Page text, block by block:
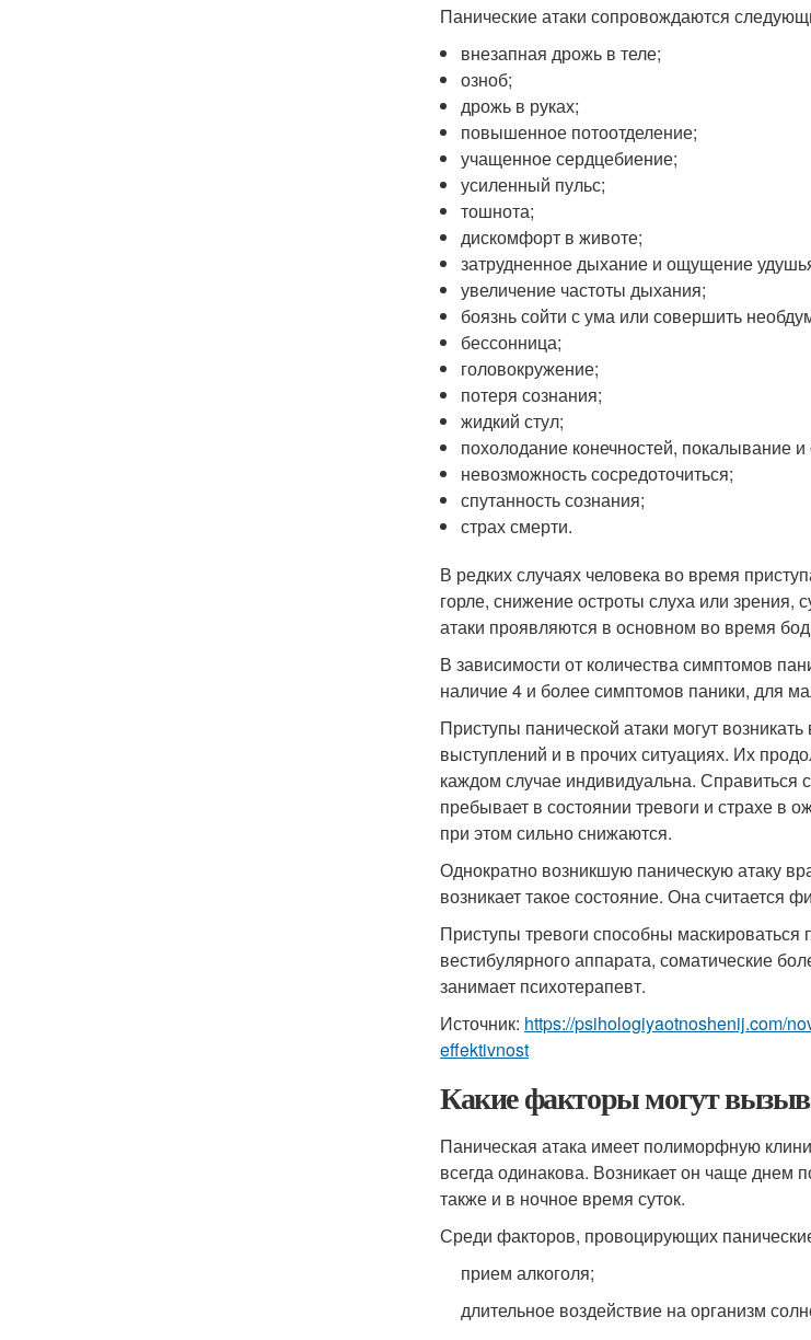
Панические атаки сопровождаются
внезапная дрожь в теле;
озноб;
дрожь в руках;
повышенное потоотделение;
учащенное сердцебиение;
усиленный пульс;
тошнота;
дискомфорт в животе;
затрудненное дыхание и ощущение
увеличение частоты дыхания;
боязнь сойти с ума или совершить
бессонница;
головокружение;
потеря сознания;
жидкий стул;
похолодание конечностей, покалывание
невозможность сосредоточиться;
спутанность сознания;
страх смерти.
В редких случаях человека во время
горле, снижение остроты слуха или зрения,
атаки проявляются в основном во время
В зависимости от количества симптомов
наличие 4 и более симптомов паники, для
Приступы панической атаки могут
выступлений и в прочих ситуациях. Их
каждом случае индивидуальна.
пребывает в состоянии тревоги и страхе в
при этом сильно снижаются.
Однократно возникшую паническую атаку
возникает такое состояние. Она считается
Приступы тревоги способны
вестибулярного аппарата, соматические
занимает психотерапевт.
Источник: https://psihologiyaotnoshenij.com/
effektivnost
Какие факторы могут
Паническая атака имеет полиморфную
всегда одинакова. Возникает он чаще днем
также и в ночное время суток.
Среди факторов, провоцирующих
прием алкоголя;
длительное воздействие на организм